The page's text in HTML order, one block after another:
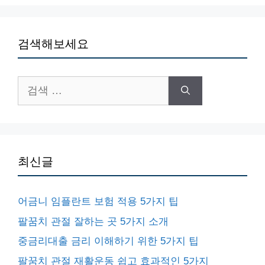
검색해보세요
색:
최신글
어금니 임플란트 보험 적용 5가지 팁
팔꿈치 관절 잘하는 곳 5가지 소개
중금리대출 금리 이해하기 위한 5가지 팁
팔꿈치 관절 재활운동 쉽고 효과적인 5가지